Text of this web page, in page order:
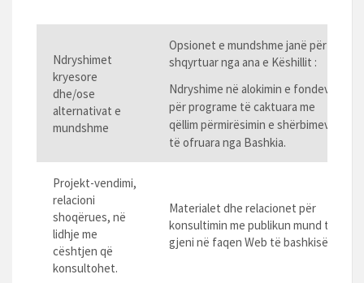
Ndryshimet
kryesore
dhe/ose
alternativat e
mundshme
Opsionet e mundshme janë për t’u
shqyrtuar nga ana e Këshillit :
Ndryshime në alokimin e fondeve
për programe të caktuara me
qëllim përmirësimin e shërbimeve
të ofruara nga Bashkia.
Projekt-vendimi,
relacioni
shoqërues, në
lidhje me
cështjen që
konsultohet.
Materialet dhe relacionet për
konsultimin me publikun mund t’i
gjeni në faqen Web të bashkisë.